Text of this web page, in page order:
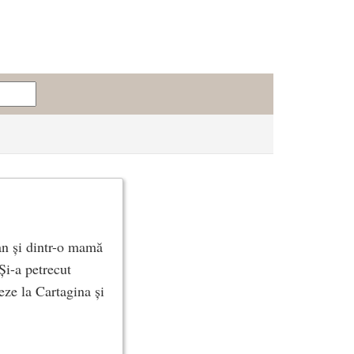
și dintr-o mamă
a petrecut
la Cartagina și